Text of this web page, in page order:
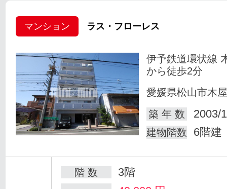
マンション ラス・フローレス
伊予鉄道環状線
から徒歩2分
愛媛県松山市木
築 年 数
2003/
建物階数 6階建
階 数 3階